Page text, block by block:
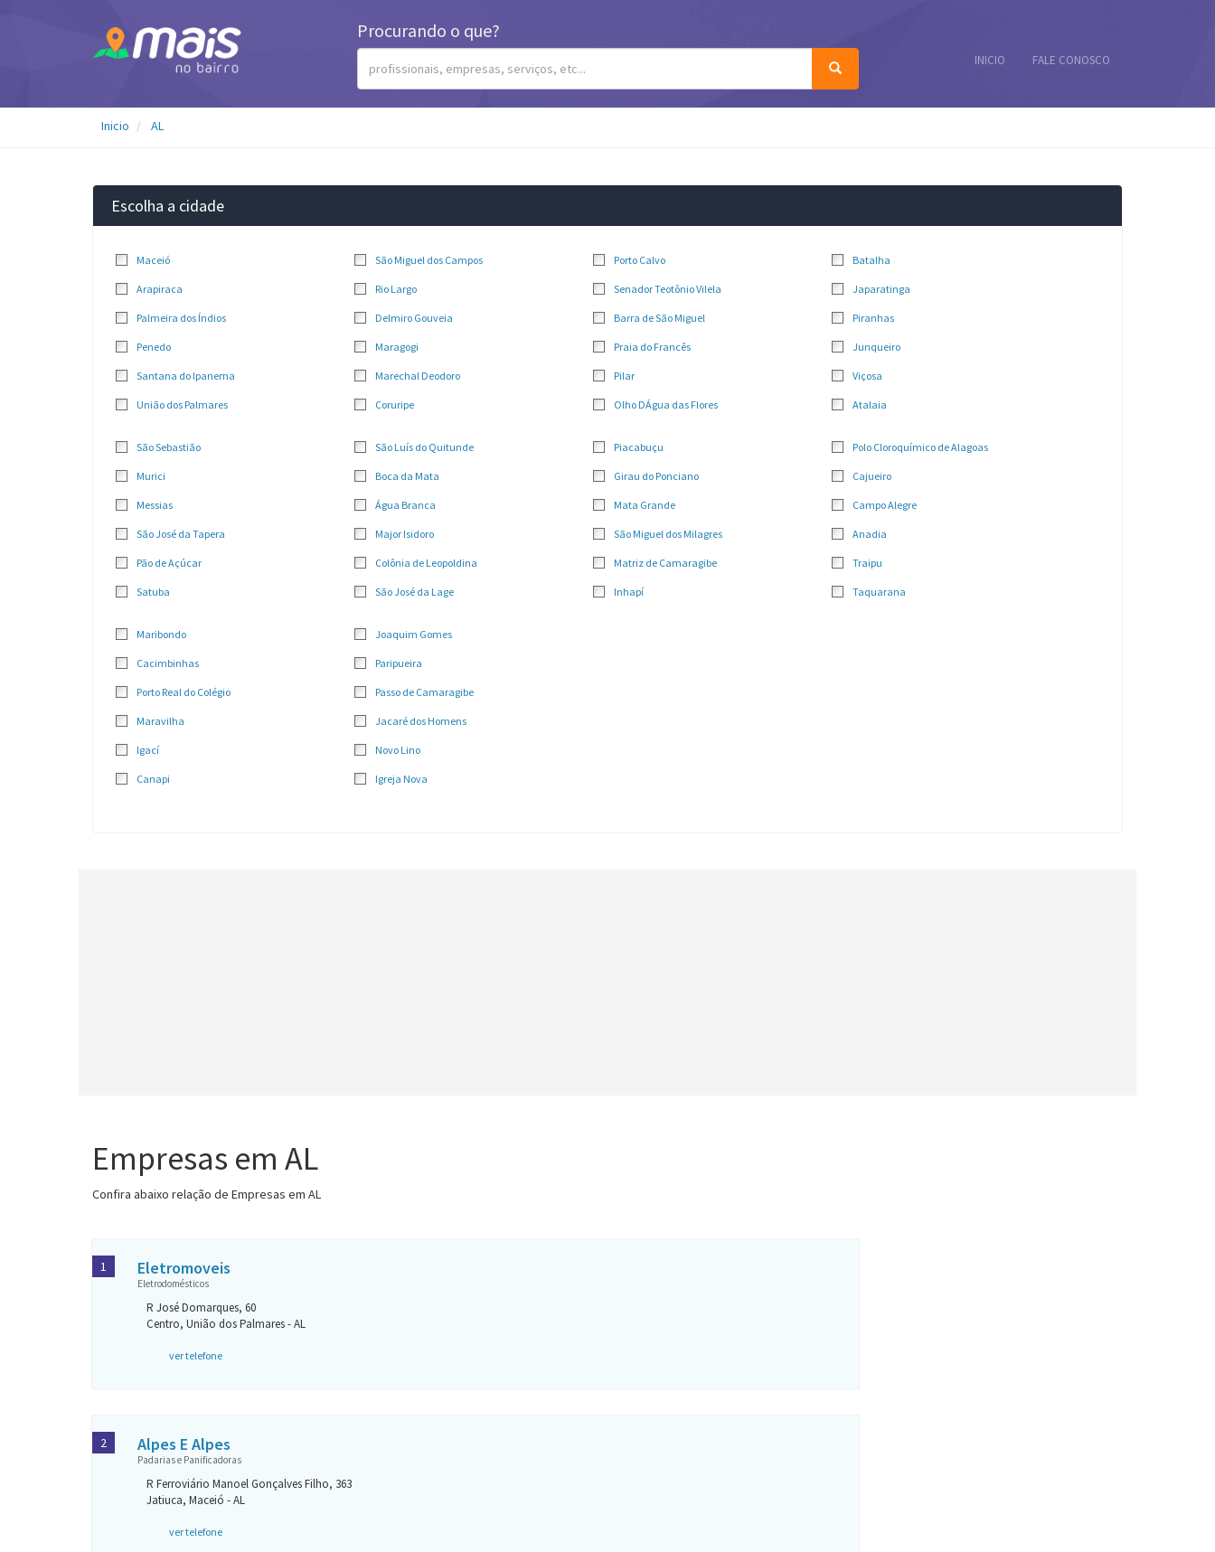
Procurando o que?
INICIO FALE CONOSCO
Inicio AL
Escolha a cidade
Maceió
Arapiraca
Palmeira dos Índios
Penedo
Santana do Ipanema
União dos Palmares
São Miguel dos Campos
Rio Largo
Delmiro Gouveia
Maragogi
Marechal Deodoro
Coruripe
Porto Calvo
Senador Teotônio Vilela
Barra de São Miguel
Praia do Francês
Pilar
Olho DÁgua das Flores
Batalha
Japaratinga
Piranhas
Junqueiro
Viçosa
Atalaia
São Sebastião
Murici
Messias
São José da Tapera
Pão de Açúcar
Satuba
São Luís do Quitunde
Boca da Mata
Água Branca
Major Isidoro
Colônia de Leopoldina
São José da Lage
Piacabuçu
Girau do Ponciano
Mata Grande
São Miguel dos Milagres
Matriz de Camaragibe
Inhapí
Polo Cloroquímico de Alagoas
Cajueiro
Campo Alegre
Anadia
Traipu
Taquarana
Maribondo
Cacimbinhas
Porto Real do Colégio
Maravilha
Igací
Canapi
Joaquim Gomes
Paripueira
Passo de Camaragibe
Jacaré dos Homens
Novo Lino
Igreja Nova
Empresas em AL
Confira abaixo relação de Empresas em AL
Eletromoveis
Eletrodomésticos
R José Domarques, 60
Centro, União dos Palmares - AL
ver telefone
1
Alpes E Alpes
Padarias e Panificadoras
R Ferroviário Manoel Gonçalves Filho, 363
Jatiuca, Maceió - AL
ver telefone
2